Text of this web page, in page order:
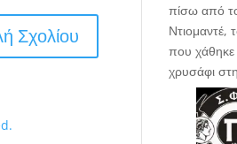
πίσω από
Ντιομαντέ,
που χάθηκε
χρυσάφι